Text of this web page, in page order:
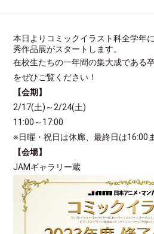
本日よりコミックイラスト科全学年
秀作品展がスタートします。
在校生たちの一年間の集大成である
をぜひご覧ください！
【会期】
2/17(土)～2/24(土)
11:00～17:00
※日曜・祝日は休廊、最終日は16:00
【会場】
JAMギャラリー蔵